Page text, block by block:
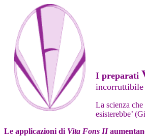
I preparati
La scienza
esisterebbe’
Le applicazioni di Vita Fons II